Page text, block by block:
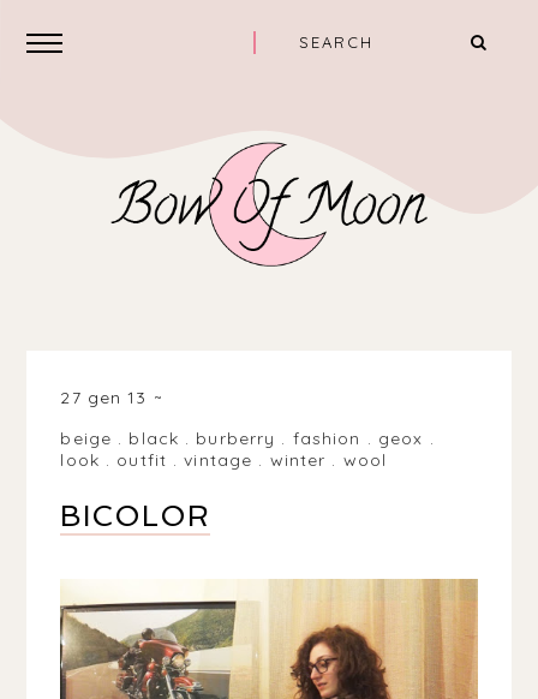
27 gen 13
beige . black . burberry . fashion . geox .
look . outfit .vintage . winter . wool
BICOLOR